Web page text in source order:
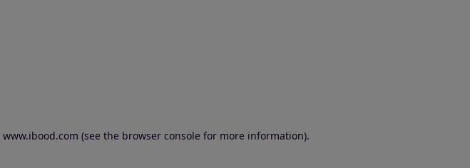
www.ibood.com (see the browser console for more information).